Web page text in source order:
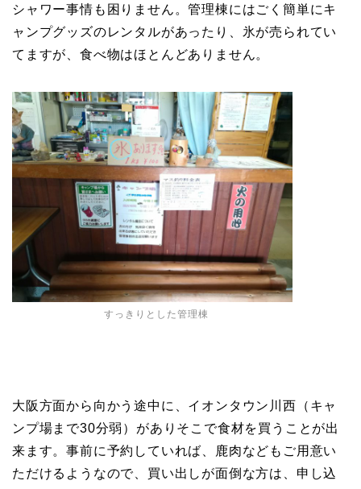
シャワー事情も困りません。管理棟にはごく簡単にキ
ャンプグッズのレンタルがあったり、氷が売られてい
てますが、食べ物はほとんどありません。
すっきりとした管理棟
大阪方面から向かう途中に、イオンタウン川西（キャ
ンプ場まで30分弱）がありそこで食材を買うことが出
来ます。事前に予約していれば、鹿肉などもご用意い
ただけるようなので、買い出しが面倒な方は、申し込